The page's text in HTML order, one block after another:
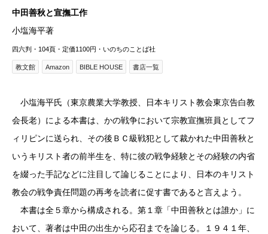
中田善秋と宣撫工作
小塩海平著
四六判・104頁・定価1100円・いのちのことば社
教文館 Amazon BIBLE HOUSE 書店一覧
小塩海平氏（東京農業大学教授、日本キリスト教会東京告白教
会長老）による本書は、かの戦争において宗教宣撫班員としてフ
ィリピンに送られ、その後ＢＣ級戦犯として裁かれた中田善秋と
いうキリスト者の前半生を、特に彼の戦争経験とその経験の内省
を綴った手記などに注目して論じることにより、日本のキリスト
教会の戦争責任問題の再考を読者に促す書であると言えよう。
本書は全５章から構成される。第１章「中田善秋とは誰か」に
おいて、著者は中田の出生から応召までを論じる。１９４１年、